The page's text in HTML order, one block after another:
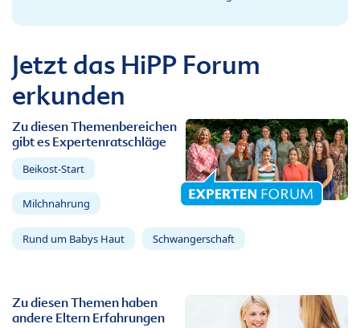
Jetzt das HiPP Forum
erkunden
Zu diesen Themenbereichen
gibt es Expertenratschläge
Beikost-Start
Milchnahrung
Rund um Babys Haut Schwangerschaft
Zu diesen Themen haben
andere Eltern Erfahrungen